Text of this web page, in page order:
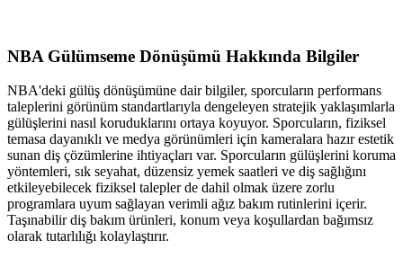
NBA Gülümseme Dönüşümü Hakkında Bilgiler
NBA'deki gülüş dönüşümüne dair bilgiler, sporcuların performans
taleplerini görünüm standartlarıyla dengeleyen stratejik yaklaşımlarla
gülüşlerini nasıl koruduklarını ortaya koyuyor. Sporcuların, fiziksel
temasa dayanıklı ve medya görünümleri için kameralara hazır estetik
sunan diş çözümlerine ihtiyaçları var. Sporcuların gülüşlerini koruma
yöntemleri, sık seyahat, düzensiz yemek saatleri ve diş sağlığını
etkileyebilecek fiziksel talepler de dahil olmak üzere zorlu
programlara uyum sağlayan verimli ağız bakım rutinlerini içerir.
Taşınabilir diş bakım ürünleri, konum veya koşullardan bağımsız
olarak tutarlılığı kolaylaştırır.